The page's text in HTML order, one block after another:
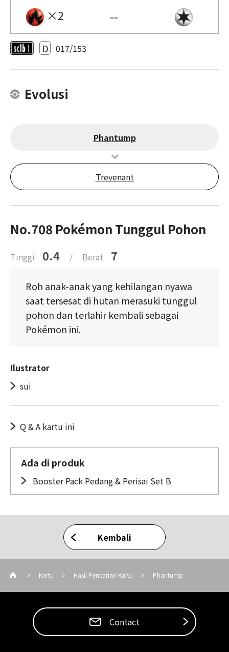
×2 --
D 017/153
Evolusi
Phantump
Trevenant
No.708 Pokémon Tunggul Pohon
Tinggi 0.4 / Berat 7
Roh anak-anak yang kehilangan nyawa
saat tersesat di hutan merasuki tunggul
pohon dan terlahir kembali sebagai
Pokémon ini.
Ilustrator
sui
Q & A kartu ini
Ada di produk
Booster Pack Pedang & Perisai Set B
Kembali
Kartu Hasil Pencarian Kartu Phantump
Contact